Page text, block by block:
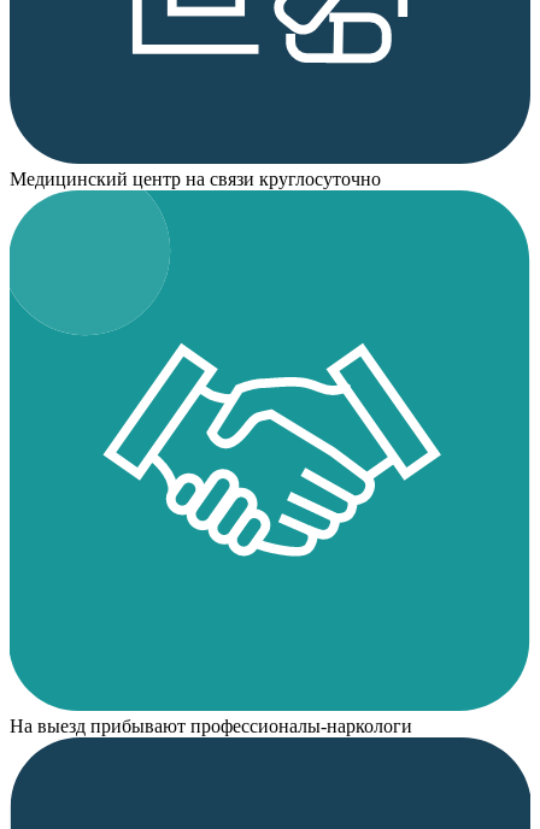
Медицинский центр на связи круглосуточно
На выезд прибывают профессионалы-наркологи